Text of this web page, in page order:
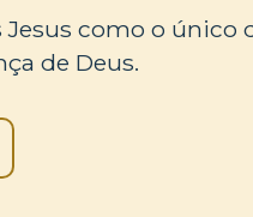
Jesus como o
de Deus.